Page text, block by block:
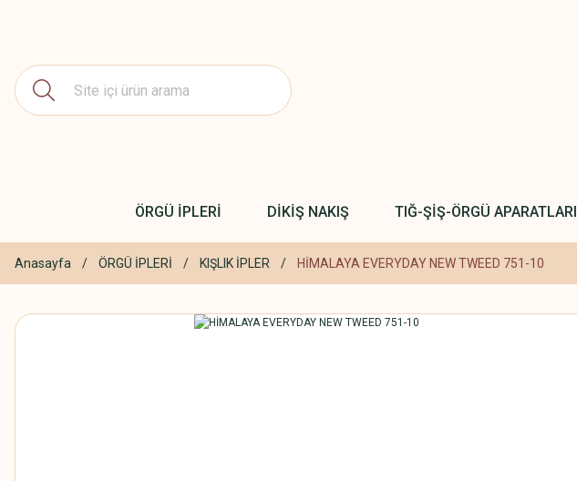
ÖRGÜ İPLERİ DİKİŞ NAKIŞ TIĞ-ŞİŞ-ÖRGÜ APARATLARI
Anasayfa ÖRGÜ İPLERİ KIŞLIK İPLER HİMALAYA EVERYDAY NEW TWEED 751-10